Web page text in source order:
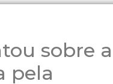
sobre a
pela